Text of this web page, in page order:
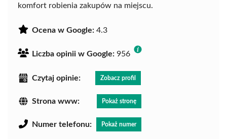
komfort robienia zakupów na miejscu.
Ocena w Google: 4.3
Liczba opinii w Google: 956
Czytaj opinie: Zobacz profil
Strona www: Pokaż stronę
Numer telefonu: Pokaż numer